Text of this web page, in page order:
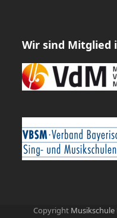
Wir sind Mitglied
Copyright Musikschule